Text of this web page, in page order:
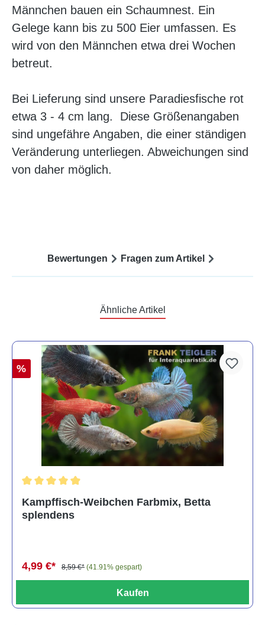
Männchen bauen ein Schaumnest. Ein
Gelege kann bis zu 500 Eier umfassen. Es
wird von den Männchen etwa drei Wochen
betreut.
Bei Lieferung sind unsere Paradiesfische rot
etwa 3 - 4 cm lang. Diese Größenangaben
sind ungefähre Angaben, die einer ständigen
Veränderung unterliegen. Abweichungen sind
von daher möglich.
Bewertungen Fragen zum Artikel
Ähnliche Artikel
%
Kampffisch-Weibchen Farbmix, Betta
splendens
4,99 €* 8,59 €* (41.91% gespart)
Kaufen